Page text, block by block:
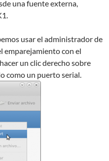
una fuente externa,
usar el administrador de
emparejamiento con el
un clic derecho sobre
como un puerto serial.